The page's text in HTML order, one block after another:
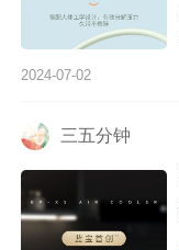
2024-07-02
三五分钟